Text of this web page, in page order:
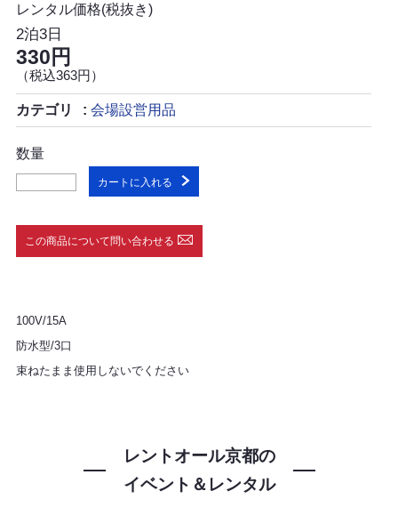
レンタル価格(税抜き)
2泊3日
330円
（税込363円）
カテゴリ 会場設営用品
数量
カートに入れる
この商品について問い合わせる
100V/15A
防水型/3口
束ねたまま使用しないでください
レントオール京都の
イベント＆レンタル